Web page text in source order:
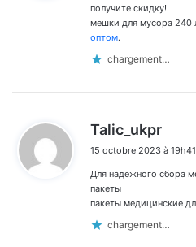
получите скидку!
мешки для мусора 240
оптом.
chargement…
Talic_ukpr
t
15 octobre 2023 à 19h41
Для надежного сбора
пакеты
пакеты медицинские
chargement…